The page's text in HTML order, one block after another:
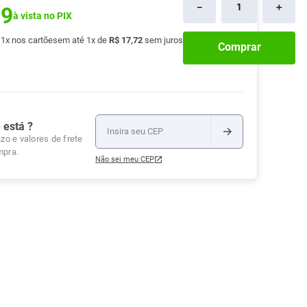
Umedecidas
Tiras para Teste
Ver Tudo
Ver Tudo
Esponjas
à vista no PIX
1x nos cartõesem até 1x de R$ 17,72 sem juros
＋
－
Comprar
está ?
e valores de frete
Não sei meu CEP